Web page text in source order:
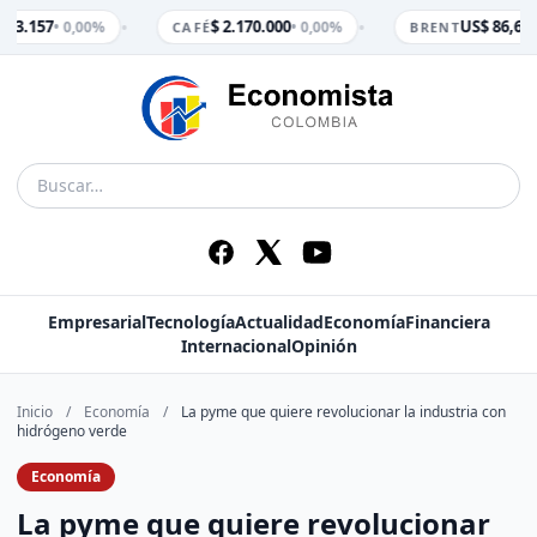
3.157• 0,00% CAFÉ$ 2.170.000• 0,00% BRENTUS$ 86,65
EmpresarialTecnologíaActualidadEconomíaFinanciera
InternacionalOpinión
Inicio / Economía /
La pyme que quiere revolucionar la industria con
hidrógeno verde
Economía
La pyme que quiere revolucionar